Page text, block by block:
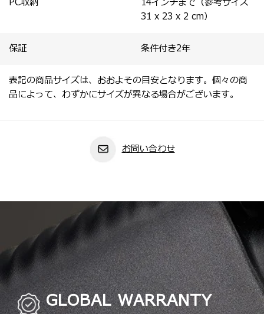
PC収納
14インチまで（参考サイズ
31 x 23 x 2 cm）
保証 条件付き2年
表記の商品サイズは、おおよその目安となります。個々の商
品によって、わずかにサイズが異なる場合がございます。
お問い合わせ
GLOBAL WARRANTY